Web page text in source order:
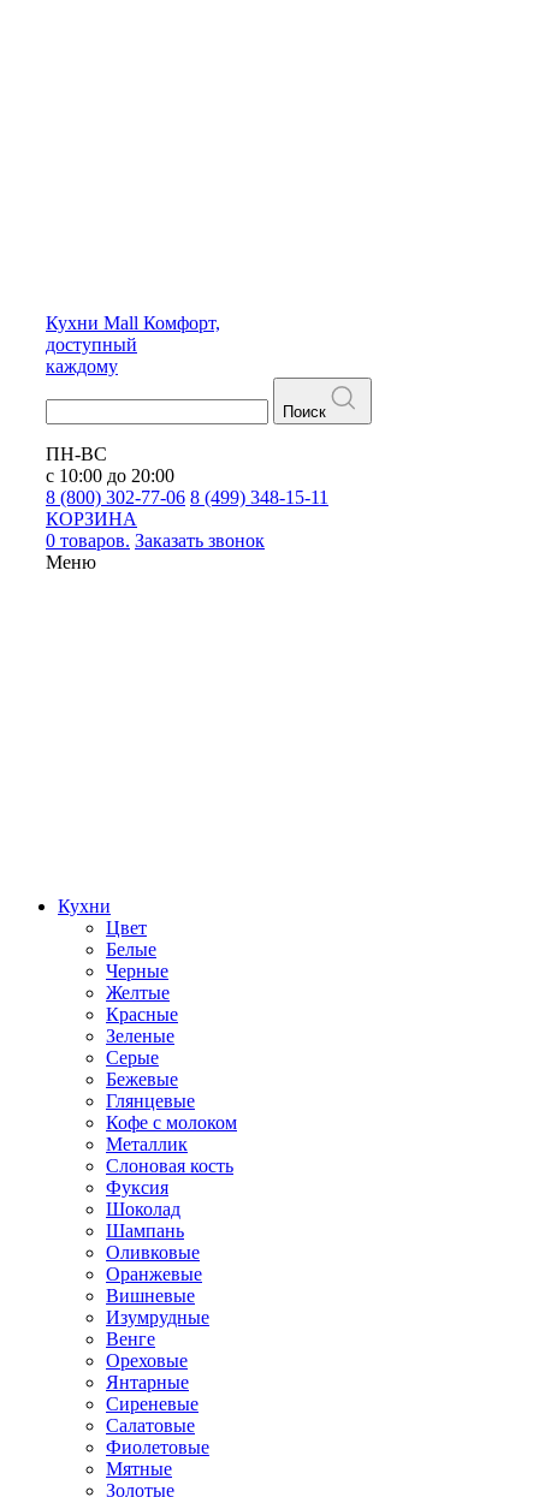
Кухни Mall Комфорт,
доступный
каждому
Поиск
ПН-ВС
с 10:00 до 20:00
8 (800) 302-77-06 8 (499) 348-15-11
КОРЗИНА
0 товаров. Заказать звонок
Меню
Кухни
Цвет
Белые
Черные
Желтые
Красные
Зеленые
Серые
Бежевые
Глянцевые
Кофе с молоком
Металлик
Слоновая кость
Фуксия
Шоколад
Шампань
Оливковые
Оранжевые
Вишневые
Изумрудные
Венге
Ореховые
Янтарные
Сиреневые
Салатовые
Фиолетовые
Мятные
Золотые